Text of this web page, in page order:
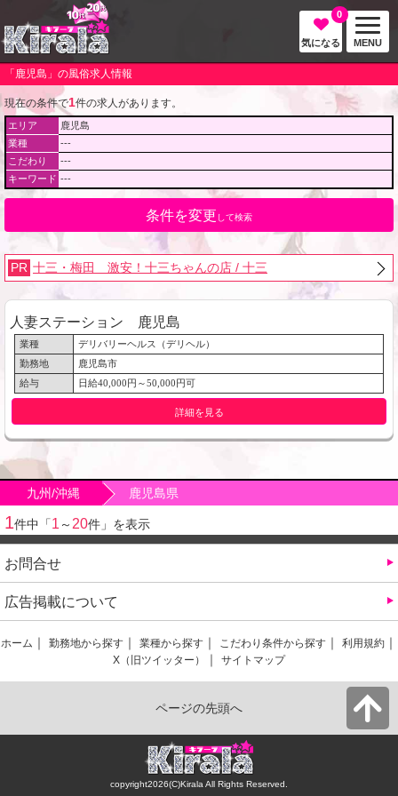
MENU
気になる
0
「鹿児島」の風俗求人情報
現在の条件で1件の求人があります。
エリア
鹿児島
業種
---
こだわり
---
キーワード ---
条件を変更 して検索
PR 十三・梅田 激安！十三ちゃんの店 / 十三
人妻ステーション 鹿児島
業種
デリバリーヘルス（デリヘル）
勤務地
鹿児島市
給与
日給40,000円～50,000円可
詳細を見る
九州/沖縄 鹿児島県
1件中「1 ～ 20件」を表示
お問合せ
広告掲載について
ホーム 勤務地から探す 業種から探す こだわり条件から探す
利用規約
X（旧ツイッター）
サイトマップ
ページの先頭へ
copyright2026(C)Kirala All Rights Reserved.